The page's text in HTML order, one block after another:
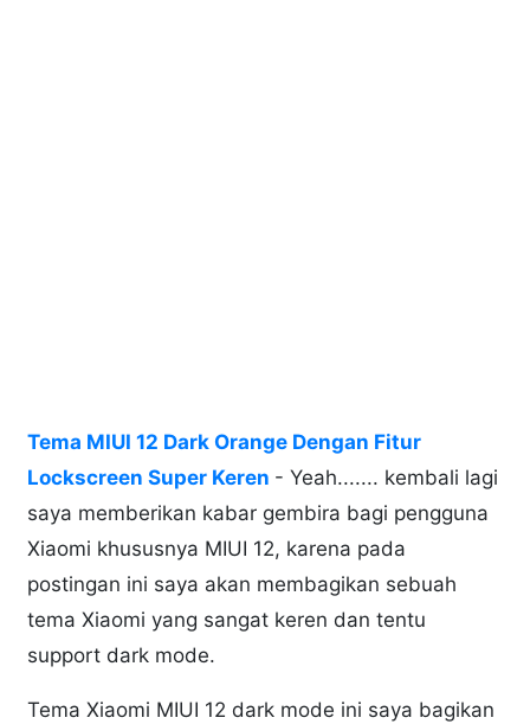
Tema MIUI 12 Dark Orange Dengan Fitur
Lockscreen Super Keren - Yeah....... kembali lagi
saya memberikan kabar gembira bagi pengguna
Xiaomi khususnya MIUI 12, karena pada
postingan ini saya akan membagikan sebuah
tema Xiaomi yang sangat keren dan tentu
support dark mode.
Tema Xiaomi MIUI 12 dark mode ini saya bagikan